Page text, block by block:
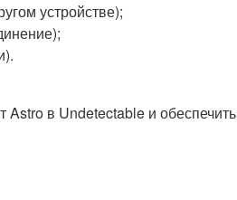
устройстве);
Astro в Undetectable и обеспечить